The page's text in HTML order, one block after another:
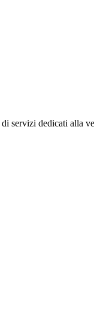
dedicati alla